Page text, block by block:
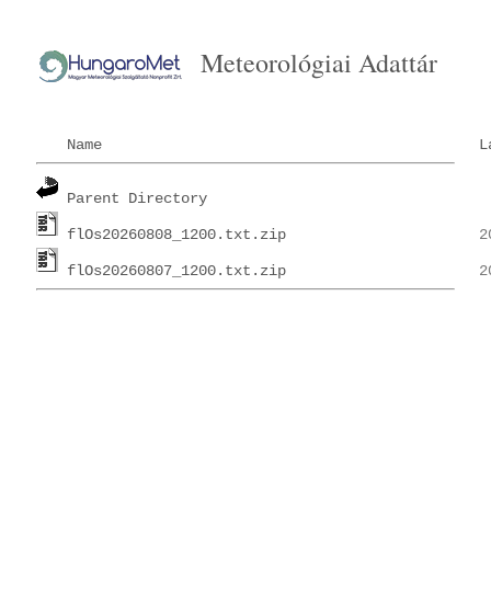
Meteorológiai Adattár
Name
Parent Directory
flOs20260808_1200.txt.zip
flOs20260807_1200.txt.zip